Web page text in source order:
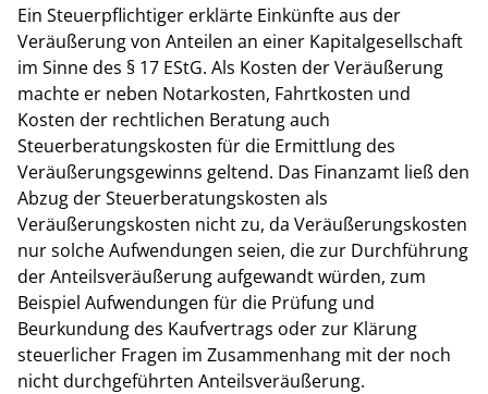
Ein Steuerpflichtiger erklärte Einkünfte aus der
Veräußerung von Anteilen an einer Kapitalgesellschaft
im Sinne des § 17 EStG. Als Kosten der Veräußerung
machte er neben Notarkosten, Fahrtkosten und
Kosten der rechtlichen Beratung auch
Steuerberatungskosten für die Ermittlung des
Veräußerungsgewinns geltend. Das Finanzamt ließ den
Abzug der Steuerberatungskosten als
Veräußerungskosten nicht zu, da Veräußerungskosten
nur solche Aufwendungen seien, die zur Durchführung
der Anteilsveräußerung aufgewandt würden, zum
Beispiel Aufwendungen für die Prüfung und
Beurkundung des Kaufvertrags oder zur Klärung
steuerlicher Fragen im Zusammenhang mit der noch
nicht durchgeführten Anteilsveräußerung.